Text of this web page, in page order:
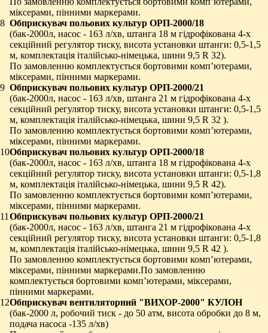
міксерами, пінними маркерами.
8 Обприскувач польових культур ОРП-2000/18
(бак-2000л, насос - 163 л/хв, штанга 18 м гідрофікована 4-х
секційний регулятор тиску, висота установки штанги: 0,5-1,5
м, комплектація італійсько-німецька, шини 9,5 R 32).
По замовленню комплектується бортовими комп’ютерами,
міксерами, пінними маркерами.
9 Обприскувач польових культур ОРП-2000/21
(бак-2000л, насос - 163 л/хв, штанга 21 м гідрофікована 4-х
секційний регулятор тиску, висота установки штанги: 0,5-1,5
м, комплектація італійсько-німецька, шини 9,5 R 32 ).
По замовленню комплектується бортовими комп’ютерами,
міксерами, пінними маркерами.
10Обприскувач польових культур ОРП-2000/18
(бак-2000л, насос - 163 л/хв, штанга 18 м гідрофікована 4-х
секційний регулятор тиску, висота установки штанги: 0,5-1,8
м, комплектація італійсько-німецька, шини 9,5 R 42).
По замовленню комплектується бортовими комп’ютерами,
міксерами, пінними маркерами.
11 Обприскувач польових культур ОРП-2000/21
(бак-2000л, насос - 163 л/хв, штанга 21 м гідрофікована 4-х
секційний регулятор тиску, висота установки штанги: 0,5-1,8
м, комплектація італійсько-німецька, шини 9,5 R 42 ).
По замовленню комплектується бортовими комп’ютерами,
міксерами, пінними маркерами.По замовленню
комплектується бортовими комп’ютерами, міксерами,
пінними маркерами.
12Обприскувач вентиляторний "ВИХОР-2000" КУЛОН
(бак-2000 л, робочий тиск - до 50 атм, висота обробки до 8 м,
подача насоса -135 л/хв)